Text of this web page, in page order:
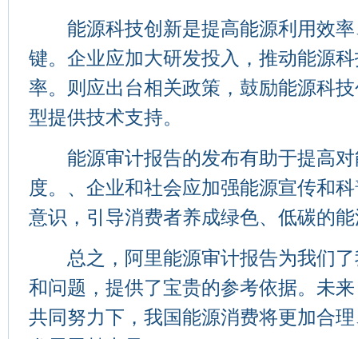
能源科技创新是提高能源利用效率
键。企业应加大研发投入，推动能源
率。则应出台相关政策，鼓励能源科
型提供技术支持。
能源审计报告的发布有助于提高对
度。、企业和社会应加强能源宣传和
意识，引导消费者养成绿色、低碳的
总之，阿里能源审计报告为我们了
和问题，提供了宝贵的参考依据。未
共同努力下，我国能源消费将更加合